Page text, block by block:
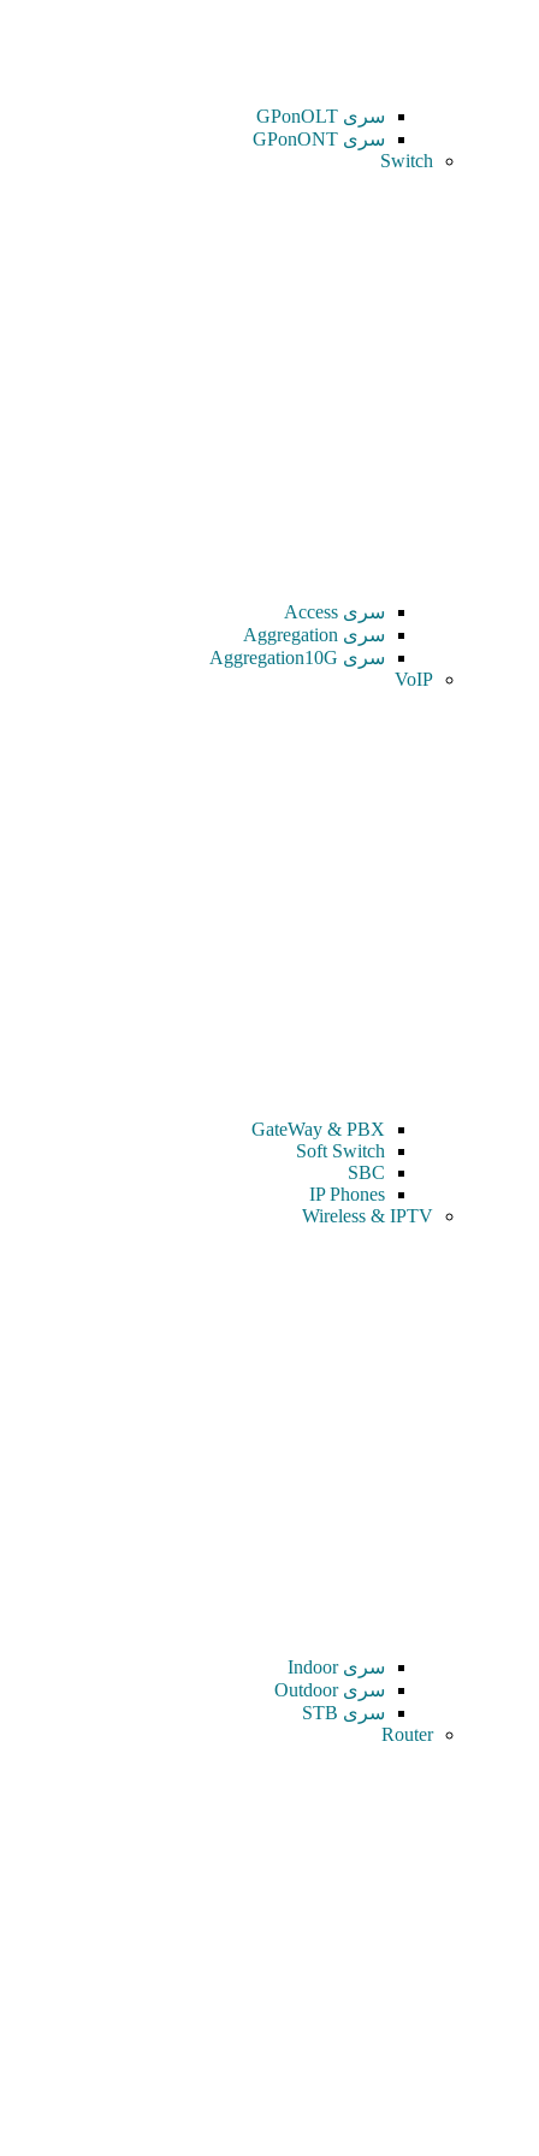
سری GPonOLT
سری GPonONT
Switch
سری Access
سری Aggregation
سری Aggregation10G
VoIP
GateWay & PBX
Soft Switch
SBC
IP Phones
Wireless & IPTV
سری Indoor
سری Outdoor
سری STB
Router